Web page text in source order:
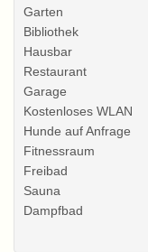
Urban Lounge
Garten
Bibliothek
Hausbar
Restaurant
Garage
Kostenloses WLAN
Hunde auf Anfrage
Fitnessraum
Freibad
Sauna
Dampfbad